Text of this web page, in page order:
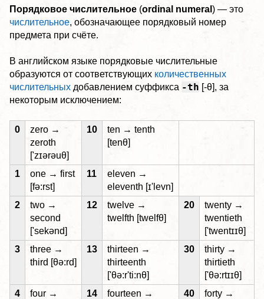
Порядковое числительное (ordinal numeral ) — это
числительное, обозначающее порядковый номер
предмета при счёте.
В английском языке порядковые числительные
образуются от соответствующих количественных
числительных добавлением суффикса -th [-θ], за
некоторым исключением:
0
zero →
zeroth
['zɪərəuθ]
10
ten → tenth
[tenθ]
1
one → first
[fə:rst]
11
eleven →
eleventh [ɪ'levn]
2
two →
second
['sekənd]
12
twelve →
twelfth [twelfθ]
20
twenty →
twentieth
['twentɪɪθ]
3
three →
third [θə:rd]
13
thirteen →
thirteenth
['θə:r'ti:nθ]
30
thirty →
thirtieth
['θə:rtɪɪθ]
4
four →
14
fourteen →
40
forty →